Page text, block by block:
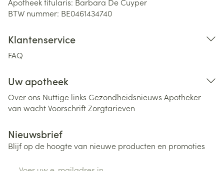
BTW nummer: BE0461434740
Klantenservice
FAQ
Uw apotheek
Over ons Nuttige links Gezondheidsnieuws Apotheker
van wachtVoorschriftZorgtarieven
Nieuwsbrief
Blijf op de hoogte van nieuwe producten en promoties